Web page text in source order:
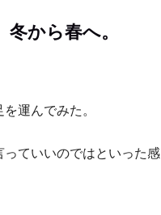
から春へ。
運んでみた。
ていいのではといった感